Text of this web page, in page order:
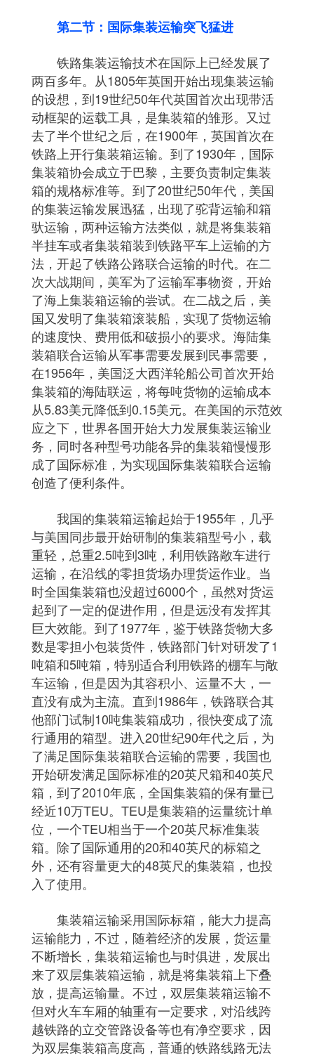
第二节：国际集装运输突飞猛进
铁路集装运输技术在国际上已经发展了
两百多年。从1805年英国开始出现集装运输
的设想，到19世纪50年代英国首次出现带活
动框架的运载工具，是集装箱的雏形。又过
去了半个世纪之后，在1900年，英国首次在
铁路上开行集装箱运输。到了1930年，国际
集装箱协会成立于巴黎，主要负责制定集装
箱的规格标准等。到了20世纪50年代，美国
的集装运输发展迅猛，出现了驼背运输和箱
驮运输，两种运输方法类似，就是将集装箱
半挂车或者集装箱装到铁路平车上运输的方
法，开起了铁路公路联合运输的时代。在二
次大战期间，美军为了运输军事物资，开始
了海上集装箱运输的尝试。在二战之后，美
国又发明了集装箱滚装船，实现了货物运输
的速度快、费用低和破损小的要求。海陆集
装箱联合运输从军事需要发展到民事需要，
在1956年，美国泛大西洋轮船公司首次开始
集装箱的海陆联运，将每吨货物的运输成本
从5.83美元降低到0.15美元。在美国的示范效
应之下，世界各国开始大力发展集装运输业
务，同时各种型号功能各异的集装箱慢慢形
成了国际标准，为实现国际集装箱联合运输
创造了便利条件。
我国的集装箱运输起始于1955年，几乎
与美国同步最开始研制的集装箱型号小，载
重轻，总重2.5吨到3吨，利用铁路敞车进行
运输，在沿线的零担货场办理货运作业。当
时全国集装箱也没超过6000个，虽然对货运
起到了一定的促进作用，但是远没有发挥其
巨大效能。到了1977年，鉴于铁路货物大多
数是零担小包装货件，铁路部门针对研发了1
吨箱和5吨箱，特别适合利用铁路的棚车与敞
车运输，但是因为其容积小、运量不大，一
直没有成为主流。直到1986年，铁路联合其
他部门试制10吨集装箱成功，很快变成了流
行通用的箱型。进入20世纪90年代之后，为
了满足国际集装箱联合运输的需要，我国也
开始研发满足国际标准的20英尺箱和40英尺
箱，到了2010年底，全国集装箱的保有量已
经近10万TEU。TEU是集装箱的运量统计单
位，一个TEU相当于一个20英尺标准集装
箱。除了国际通用的20和40英尺的标箱之
外，还有容量更大的48英尺的集装箱，也投
入了使用。
集装箱运输采用国际标箱，能大力提高
运输能力，不过，随着经济的发展，货运量
不断增长，集装箱运输也与时俱进，发展出
来了双层集装箱运输，就是将集装箱上下叠
放，提高运输量。不过，双层集装箱运输不
但对火车车厢的轴重有一定要求，对沿线跨
越铁路的立交管路设备等也有净空要求，因
为双层集装箱高度高，普通的铁路线路无法